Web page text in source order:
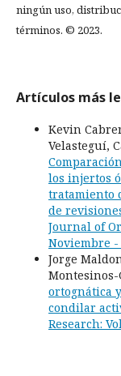
ningún uso,
términos. © 2023.
Artículos más
Kevin
Velasteguí,
los injertos
tratamiento
de
Journal of
Noviembre
Jorge
Montesinos-
ortognática
condilar
Research: